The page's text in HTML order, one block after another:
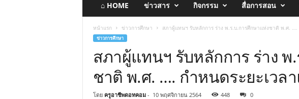
⌂ HOME ข่าวสาร กิจกรรม สื่อการสอน
หน้าแรก ข่าวการศึกษา สภาผู้แทนฯ รับหลักการ ร่าง พ.ร.บ.การศึกษาแห่งชาติ พ.ศ.
ข่าวการศึกษา
สภาผู้แทนฯ รับหลักการ ร่าง พ
ชาติ พ.ศ. …. กำหนดระยะเวล
โดย ครูอาชีพดอทคอม- 10 พฤศจิกายน 2564 448 0